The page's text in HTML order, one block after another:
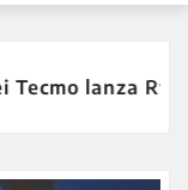
con IA que